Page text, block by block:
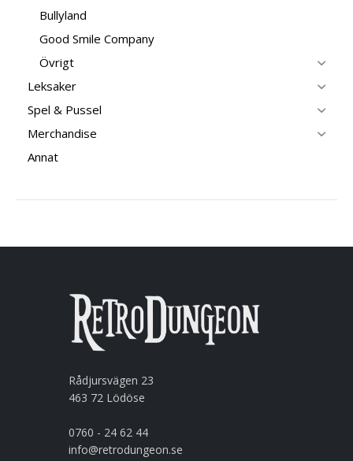
Bullyland
Good Smile Company
Övrigt
Leksaker
Spel & Pussel
Merchandise
Annat
Rådjursvägen 23
463 72 Lödöse
0760 - 24 62 44
info@retrodungeon.se